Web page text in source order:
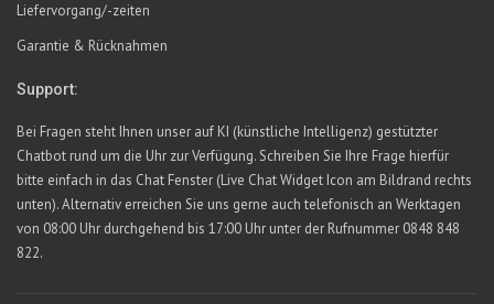
Liefervorgang/-zeiten
Garantie & Rücknahmen
Support:
Bei Fragen steht Ihnen unser auf KI (künstliche Intelligenz) gestützter
Chatbot rund um die Uhr zur Verfügung. Schreiben Sie Ihre Frage hierfür
bitte einfach in das Chat Fenster (Live Chat Widget Icon am Bildrand rechts
unten). Alternativ erreichen Sie uns gerne auch telefonisch an Werktagen
von 08:00 Uhr durchgehend bis 17:00 Uhr unter der Rufnummer 0848 848
822.